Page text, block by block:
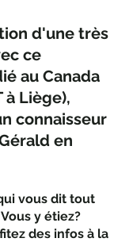
d'une très
ce
au Canada
à Liège),
connaisseur
en
vous dit tout
y étiez?
des infos à la